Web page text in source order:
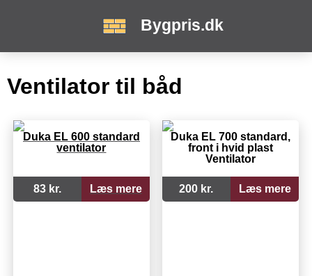
Bygpris.dk
Ventilator til båd
Duka EL 600 standard
ventilator
83 kr. Læs mere
Duka EL 700 standard,
front i hvid plast
Ventilator
200 kr. Læs mere